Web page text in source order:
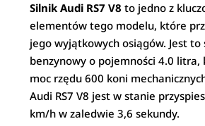
Silnik Audi RS7 V8 to jedno z
elementów tego modelu, które
jego wyjątkowych osiągów. Jest to
benzynowy o pojemności 4.0
moc rzędu 600 koni
Audi RS7 V8 jest w stanie
km/h w zaledwie 3,6 sekundy.